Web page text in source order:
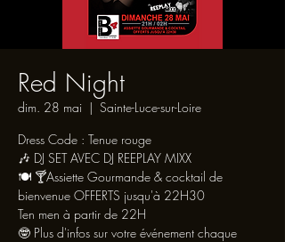
Red Night
dim. 28 mai
  |
Sainte-Luce-sur-Loire
Dress Code : Tenue rouge
🎶 DJ SET AVEC DJ REEPLAY MIXX
🍽 🍸Assiette Gourmande & cocktail de
bienvenue OFFERTS jusqu'à 22H30
Ten men à partir de 22H
🤓 Plus d'infos sur votre événement chaque